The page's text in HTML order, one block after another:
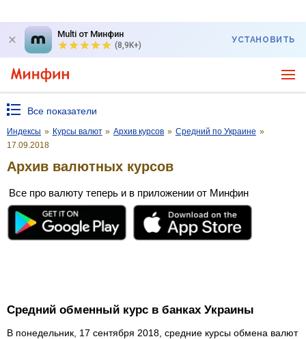
Multi от Минфин
(8,9K+)
УСТАНОВИТЬ
Все показатели
Индексы » Курсы валют » Архив курсов » Средний по Украине »
17.09.2018
Архив валютных курсов
Все про валюту теперь и в приложении от Минфин
Средний обменный курс в банках Украины
В понедельник, 17 сентября 2018, средние курсы обмена валют